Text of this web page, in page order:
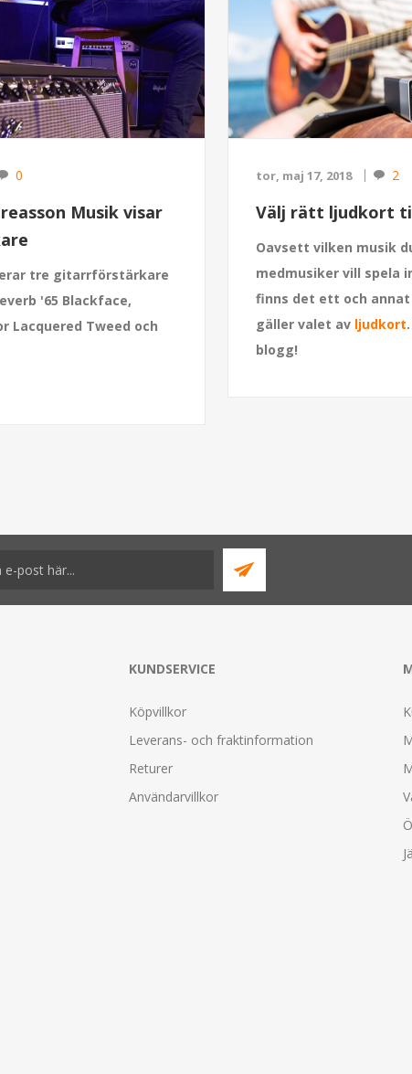
0
Musik visar
tre gitarrförstärkare
'65 Blackface,
Lacquered Tweed och
tor, maj 17, 2018 2
Välj rätt ljudkort
Oavsett vilken musik
medmusiker vill spela
finns det ett och annat
gäller valet av ljudkort
blogg!
KUNDSERVICE
Köpvillkor
Leverans- och fraktinformation
Returer
Användarvillkor